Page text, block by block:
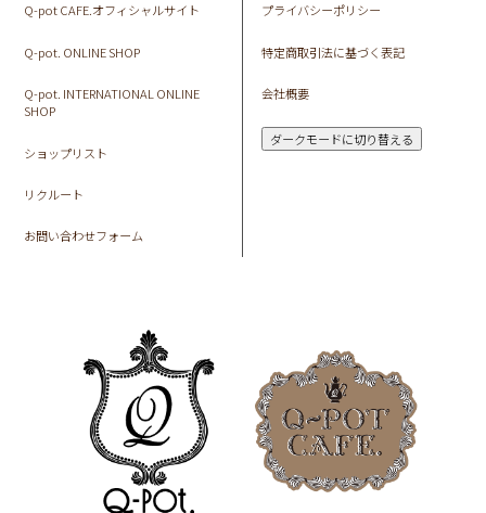
Q-pot CAFE.オフィシャルサイト
Q-pot. ONLINE SHOP
Q-pot. INTERNATIONAL ONLINE
SHOP
ショップリスト
リクルート
お問い合わせフォーム
プライバシーポリシー
特定商取引法に基づく表記
会社概要
ダークモードに切り替える